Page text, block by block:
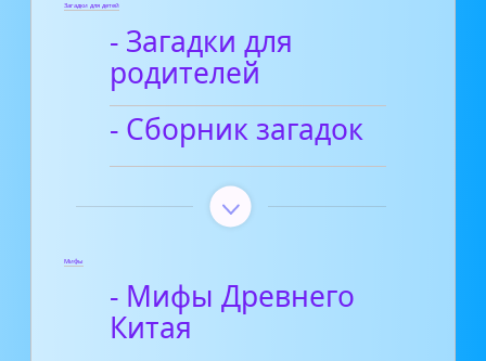
Загадки для детей
- Загадки для
родителей
- Сборник загадок
Мифы
- Мифы Древнего
Китая